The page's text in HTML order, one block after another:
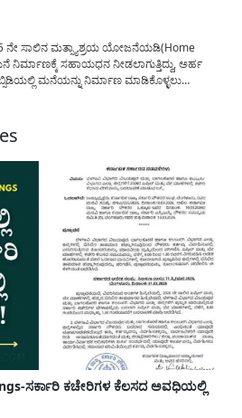
ನೇ ಸಾಲಿನ ಮತ್ಸ್ಯಾಶ್ರಯ ಯೋಜನೆಯಡಿ(Home
ನಿರ್ಮಾಣಕ್ಕೆ ಸಹಾಯಧನ ನೀಡಲಾಗುತ್ತಿದ್ದು, ಅರ್ಹ
ಮನೆಯನ್ನು ನಿರ್ಮಾಣ ಮಾಡಿಕೊಳ್ಳಲು
ಸರ್ಕಾರಿ ಕಚೇರಿಗಳ ಕೆಲಸದ ಅವಧಿಯಲ್ಲಿ